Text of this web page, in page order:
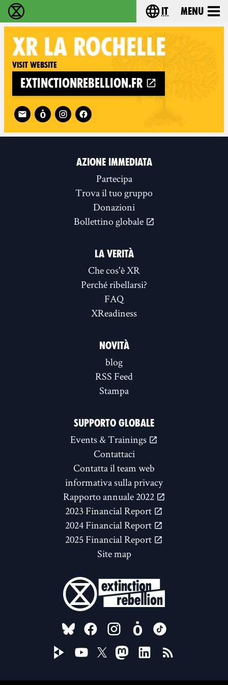
Extinction Rebellion - Home Choose your
it Menu
XR LA ROCHELLE
Visit website
extinctionrebellion.fr
Follow XR La Rochelle on
AZIONE IMMEDIATA
Partecipa
Trova il tuo gruppo
Donazioni
Bollettino globale
LA VERITÀ
Che cos'è XR
Perché ribellarsi?
FAQ
XReadiness
NOVITÀ
blog
RSS Feed
Stampa
SUPPORTO GLOBALE
Events & Trainings
Contattaci
Contatta il team web
informativa sulla privacy
Rapporto annuale 2022
2023 Financial Report
2024 Financial Report
2025 Financial Report
Site map
FOLLOW US ON